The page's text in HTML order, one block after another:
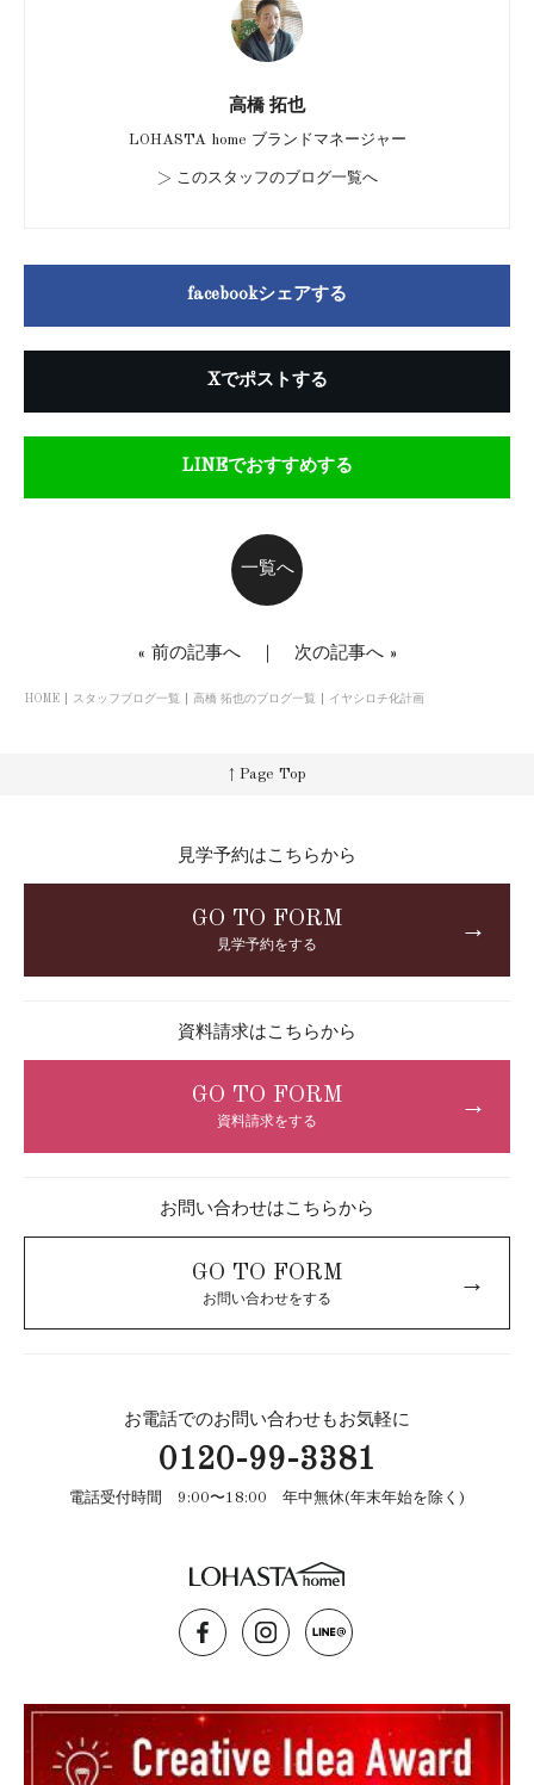
高橋 拓也
LOHASTA home ブランドマネージャー
> このスタッフのブログ一覧へ
facebookシェアする
Xでポストする
LINEでおすすめする
一覧へ
« 前の記事へ｜ 次の記事へ»
HOME スタッフブログ一覧 高橋 拓也のブログ一覧 イヤシロチ化計画
↑ Page Top
見学予約はこちらから
GO TO FORM
見学予約をする
→
資料請求はこちらから
GO TO FORM
資料請求をする
→
お問い合わせはこちらから
GO TO FORM
お問い合わせをする
→
お電話でのお問い合わせもお気軽に
0120-99-3381
電話受付時間 9:00〜18:00 年中無休(年末年始を除く)